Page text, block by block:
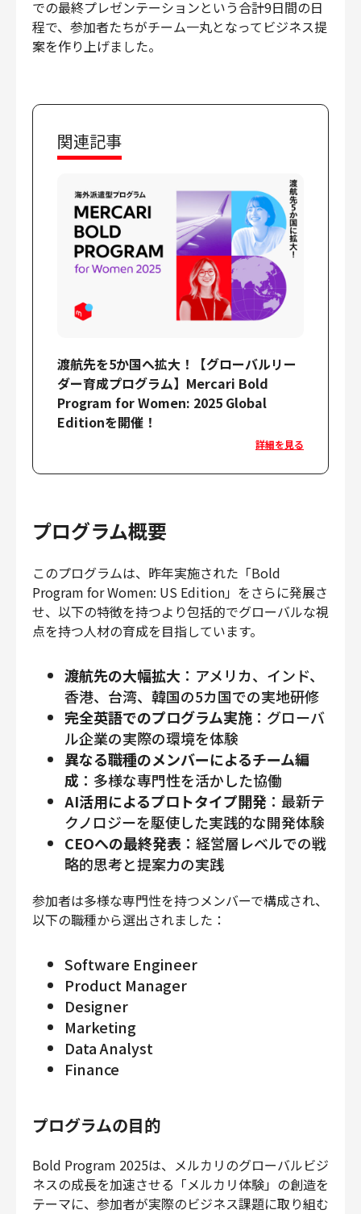
財務・経理
内部監査・リスク
セキュリティ・プライバシー
募集中の求人一覧
での最終プレゼンテーションという合計9日間の日
程で、参加者たちがチーム一丸となってビジネス提
案を作り上げました。
関連記事
渡航先を5か国へ拡大！【グローバルリー
ダー育成プログラム】Mercari Bold
Program for Women: 2025 Global
Editionを開催！
詳細を見る
プログラム概要
このプログラムは、昨年実施された「Bold
Program for Women: US Edition」をさらに発展さ
せ、以下の特徴を持つより包括的でグローバルな視
点を持つ人材の育成を目指しています。
渡航先の大幅拡大 ：アメリカ、インド、
香港、台湾、韓国の5カ国での実地研修
完全英語でのプログラム実施 ：グローバ
ル企業の実際の環境を体験
異なる職種のメンバーによるチーム編
成 ：多様な専門性を活かした協働
AI活用によるプロトタイプ開発 ：最新テ
クノロジーを駆使した実践的な開発体験
CEOへの最終発表 ：経営層レベルでの戦
略的思考と提案力の実践
参加者は多様な専門性を持つメンバーで構成され、
以下の職種から選出されました：
Software Engineer
Product Manager
Designer
Marketing
Data Analyst
Finance
プログラムの目的
Bold Program 2025は、メルカリのグローバルビジ
ネスの成長を加速させる「メルカリ体験」の創造を
テーマに、参加者が実際のビジネス課題に取り組む